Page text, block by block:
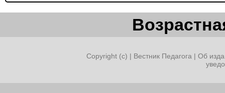
Copyright (c) | Вестник Педагога | Об